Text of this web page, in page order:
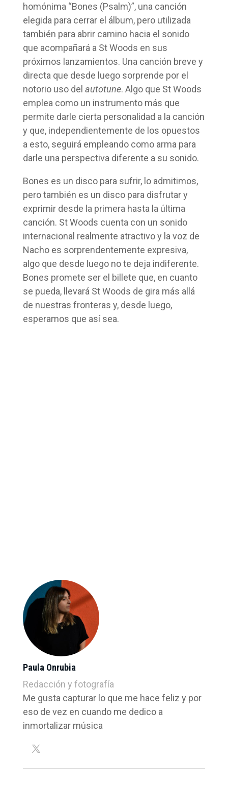
homónima “Bones (Psalm)”, una canción
elegida para cerrar el álbum, pero utilizada
también para abrir camino hacia el sonido
que acompañará a St Woods en sus
próximos lanzamientos. Una canción breve y
directa que desde luego sorprende por el
notorio uso del autotune. Algo que St Woods
emplea como un instrumento más que
permite darle cierta personalidad a la canción
y que, independientemente de los opuestos
a esto, seguirá empleando como arma para
darle una perspectiva diferente a su sonido.
Bones es un disco para sufrir, lo admitimos,
pero también es un disco para disfrutar y
exprimir desde la primera hasta la última
canción. St Woods cuenta con un sonido
internacional realmente atractivo y la voz de
Nacho es sorprendentemente expresiva,
algo que desde luego no te deja indiferente.
Bones promete ser el billete que, en cuanto
se pueda, llevará St Woods de gira más allá
de nuestras fronteras y, desde luego,
esperamos que así sea.
Paula Onrubia
Redacción y fotografía
Me gusta capturar lo que me hace feliz y por
eso de vez en cuando me dedico a
inmortalizar música